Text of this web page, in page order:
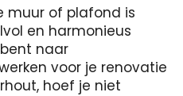
muur of plafond is
en harmonieus
naar
voor je renovatie
hoef je niet